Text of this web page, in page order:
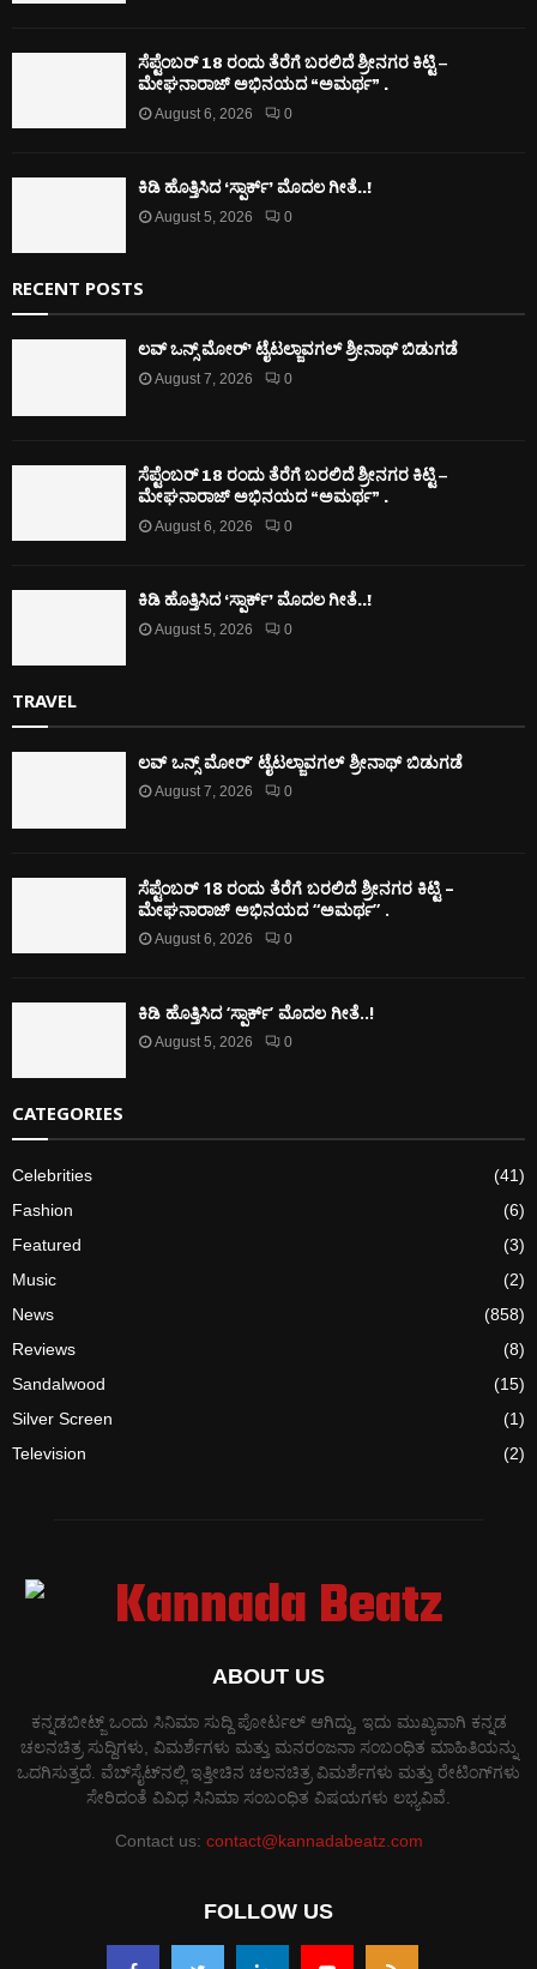
ಸೆಪ್ಟೆಂಬರ್ 18 ರಂದು ತೆರೆಗೆ ಬರಲಿದೆ ಶ್ರೀನಗರ ಕಿಟ್ಟಿ –
ಮೇಘನಾರಾಜ್ ಅಭಿನಯದ “ಅಮರ್ಥ” .
August 6, 2026 0
ಕಿಡಿ‌‌ ಹೊತ್ತಿಸಿದ ‘ಸ್ಪಾರ್ಕ್’ ಮೊದಲ‌ ಗೀತೆ..!
August 5, 2026 0
RECENT POSTS
ಲವ್ ಒನ್ಸ್ ಮೋರ್’ ಟೈಟಲ್ಜಾವಗಲ್ ಶ್ರೀನಾಥ್ ಬಿಡುಗಡೆ
August 7, 2026 0
ಸೆಪ್ಟೆಂಬರ್ 18 ರಂದು ತೆರೆಗೆ ಬರಲಿದೆ ಶ್ರೀನಗರ ಕಿಟ್ಟಿ –
ಮೇಘನಾರಾಜ್ ಅಭಿನಯದ “ಅಮರ್ಥ” .
August 6, 2026 0
ಕಿಡಿ‌‌ ಹೊತ್ತಿಸಿದ ‘ಸ್ಪಾರ್ಕ್’ ಮೊದಲ‌ ಗೀತೆ..!
August 5, 2026 0
TRAVEL
ಲವ್ ಒನ್ಸ್ ಮೋರ್’ ಟೈಟಲ್ಜಾವಗಲ್ ಶ್ರೀನಾಥ್ ಬಿಡುಗಡೆ
August 7, 2026 0
ಸೆಪ್ಟೆಂಬರ್ 18 ರಂದು ತೆರೆಗೆ ಬರಲಿದೆ ಶ್ರೀನಗರ ಕಿಟ್ಟಿ –
ಮೇಘನಾರಾಜ್ ಅಭಿನಯದ “ಅಮರ್ಥ” .
August 6, 2026 0
ಕಿಡಿ‌‌ ಹೊತ್ತಿಸಿದ ‘ಸ್ಪಾರ್ಕ್’ ಮೊದಲ‌ ಗೀತೆ..!
August 5, 2026 0
CATEGORIES
Celebrities
(41)
Fashion
(6)
Featured
(3)
Music
(2)
News
(858)
Reviews
(8)
Sandalwood
(15)
Silver Screen
(1)
Television
(2)
ABOUT US
ಕನ್ನಡಬೀಟ್ಜ್ ಒಂದು ಸಿನಿಮಾ ಸುದ್ದಿ ಪೋರ್ಟಲ್ ಆಗಿದ್ದು, ಇದು ಮುಖ್ಯವಾಗಿ ಕನ್ನಡ
ಚಲನಚಿತ್ರ ಸುದ್ದಿಗಳು, ವಿಮರ್ಶೆಗಳು ಮತ್ತು ಮನರಂಜನಾ ಸಂಬಂಧಿತ ಮಾಹಿತಿಯನ್ನು
ಒದಗಿಸುತ್ತದೆ. ವೆಬ್‌ಸೈಟ್‌ನಲ್ಲಿ ಇತ್ತೀಚಿನ ಚಲನಚಿತ್ರ ವಿಮರ್ಶೆಗಳು ಮತ್ತು ರೇಟಿಂಗ್‌ಗಳು
ಸೇರಿದಂತೆ ವಿವಿಧ ಸಿನಿಮಾ ಸಂಬಂಧಿತ ವಿಷಯಗಳು ಲಭ್ಯವಿವೆ.
Contact us: contact@kannadabeatz.com
FOLLOW US